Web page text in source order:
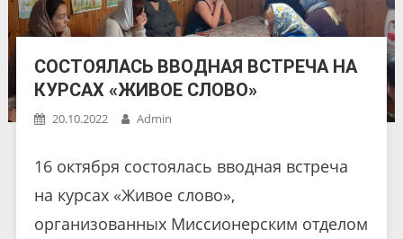
СОСТОЯЛАСЬ ВВОДНАЯ ВСТРЕЧА НА
КУРСАХ «ЖИВОЕ СЛОВО»
20.10.2022 Admin
16 октября состоялась вводная встреча
на курсах «Живое слово»,
организованных Миссионерским отделом